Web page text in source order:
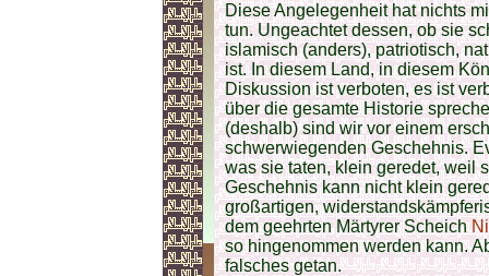
Diese Angelegenheit hat nichts
tun. Ungeachtet dessen, ob sie
islamisch (anders), patriotisch,
ist. In diesem Land, in diesem
Diskussion ist verboten, es ist
über die gesamte Historie
(deshalb) sind wir vor einem
schwerwiegenden Geschehnis.
was sie taten, klein geredet, weil
Geschehnis kann nicht klein
großartigen,
dem geehrten Märtyrer Scheich
so hingenommen werden kann.
falsches getan.